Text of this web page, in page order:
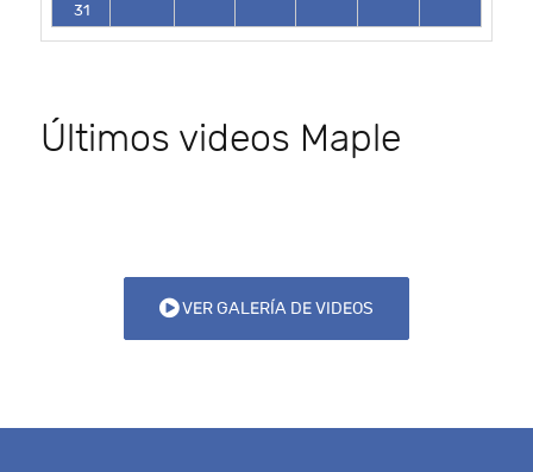
31
Últimos videos Maple
VER GALERÍA DE VIDEOS